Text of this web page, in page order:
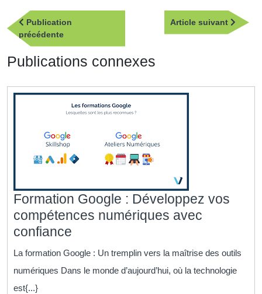
Navigation
de
l’article
Publication
précédentePublication
précédente
Article suivant
Article
Publications connexes
Formation Google : Développez vos
compétences numériques avec
confiance
Google
Développez
La formation Google : Un tremplin vers la maîtrise des outils
numériques Dans le monde d’aujourd’hui, où la technologie
est{...}